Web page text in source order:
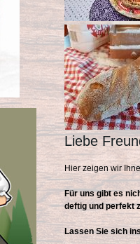
Liebe
Hier zeigen wir
Für uns gibt es
deftig und perfekt
Lassen Sie sich